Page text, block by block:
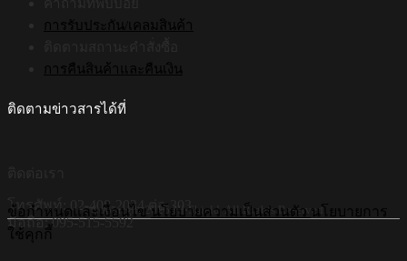
การรับประกัน/เคลมสินค้า
การคืนสินค้าและคืนเงิน
ติดตามข่าวสารได้ที่
โทรศัพท์: 02-408-2034 ต่อ 303
มือถือ: 095-515-5592
©Copyright 2026 Hi-Shield All Rights Reserved.
ข้อกำหนดและเงื่อนไข นโยบายความเป็นส่วนตัว นโยบายการ
ใช้คุกกี้